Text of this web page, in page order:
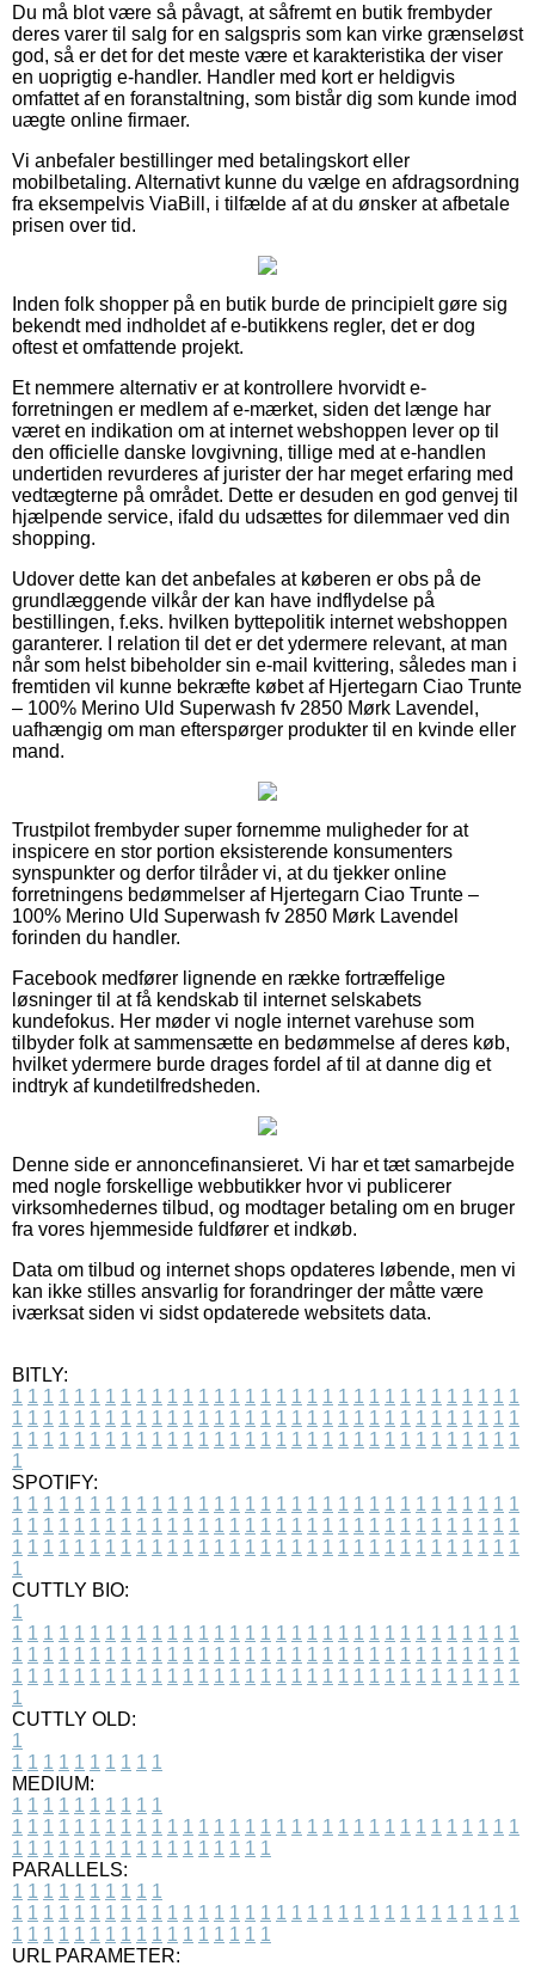
Du må blot være så påvagt, at såfremt en butik frembyder
deres varer til salg for en salgspris som kan virke grænseløst
god, så er det for det meste være et karakteristika der viser
en uoprigtig e-handler. Handler med kort er heldigvis
omfattet af en foranstaltning, som bistår dig som kunde imod
uægte online firmaer.
Vi anbefaler bestillinger med betalingskort eller
mobilbetaling. Alternativt kunne du vælge en afdragsordning
fra eksempelvis ViaBill, i tilfælde af at du ønsker at afbetale
prisen over tid.
Inden folk shopper på en butik burde de principielt gøre sig
bekendt med indholdet af e-butikkens regler, det er dog
oftest et omfattende projekt.
Et nemmere alternativ er at kontrollere hvorvidt e-
forretningen er medlem af e-mærket, siden det længe har
været en indikation om at internet webshoppen lever op til
den officielle danske lovgivning, tillige med at e-handlen
undertiden revurderes af jurister der har meget erfaring med
vedtægterne på området. Dette er desuden en god genvej til
hjælpende service, ifald du udsættes for dilemmaer ved din
shopping.
Udover dette kan det anbefales at køberen er obs på de
grundlæggende vilkår der kan have indflydelse på
bestillingen, f.eks. hvilken byttepolitik internet webshoppen
garanterer. I relation til det er det ydermere relevant, at man
når som helst bibeholder sin e-mail kvittering, således man i
fremtiden vil kunne bekræfte købet af Hjertegarn Ciao Trunte
– 100% Merino Uld Superwash fv 2850 Mørk Lavendel,
uafhængig om man efterspørger produkter til en kvinde eller
mand.
Trustpilot frembyder super fornemme muligheder for at
inspicere en stor portion eksisterende konsumenters
synspunkter og derfor tilråder vi, at du tjekker online
forretningens bedømmelser af Hjertegarn Ciao Trunte –
100% Merino Uld Superwash fv 2850 Mørk Lavendel
forinden du handler.
Facebook medfører lignende en række fortræffelige
løsninger til at få kendskab til internet selskabets
kundefokus. Her møder vi nogle internet varehuse som
tilbyder folk at sammensætte en bedømmelse af deres køb,
hvilket ydermere burde drages fordel af til at danne dig et
indtryk af kundetilfredsheden.
Denne side er annoncefinansieret. Vi har et tæt samarbejde
med nogle forskellige webbutikker hvor vi publicerer
virksomhedernes tilbud, og modtager betaling om en bruger
fra vores hjemmeside fuldfører et indkøb.
Data om tilbud og internet shops opdateres løbende, men vi
kan ikke stilles ansvarlig for forandringer der måtte være
iværksat siden vi sidst opdaterede websitets data.
BITLY:
1 1 1 1 1 1 1 1 1 1 1 1 1 1 1 1 1 1 1 1 1 1 1 1 1 1 1 1 1 1 1 1 1
1 1 1 1 1 1 1 1 1 1 1 1 1 1 1 1 1 1 1 1 1 1 1 1 1 1 1 1 1 1 1 1 1
1 1 1 1 1 1 1 1 1 1 1 1 1 1 1 1 1 1 1 1 1 1 1 1 1 1 1 1 1 1 1 1 1
1
SPOTIFY:
1 1 1 1 1 1 1 1 1 1 1 1 1 1 1 1 1 1 1 1 1 1 1 1 1 1 1 1 1 1 1 1 1
1 1 1 1 1 1 1 1 1 1 1 1 1 1 1 1 1 1 1 1 1 1 1 1 1 1 1 1 1 1 1 1 1
1 1 1 1 1 1 1 1 1 1 1 1 1 1 1 1 1 1 1 1 1 1 1 1 1 1 1 1 1 1 1 1 1
1
CUTTLY BIO:
1
1 1 1 1 1 1 1 1 1 1 1 1 1 1 1 1 1 1 1 1 1 1 1 1 1 1 1 1 1 1 1 1 1
1 1 1 1 1 1 1 1 1 1 1 1 1 1 1 1 1 1 1 1 1 1 1 1 1 1 1 1 1 1 1 1 1
1 1 1 1 1 1 1 1 1 1 1 1 1 1 1 1 1 1 1 1 1 1 1 1 1 1 1 1 1 1 1 1 1
1
CUTTLY OLD:
1
1 1 1 1 1 1 1 1 1 1
MEDIUM:
1 1 1 1 1 1 1 1 1 1
1 1 1 1 1 1 1 1 1 1 1 1 1 1 1 1 1 1 1 1 1 1 1 1 1 1 1 1 1 1 1 1 1
1 1 1 1 1 1 1 1 1 1 1 1 1 1 1 1 1
PARALLELS:
1 1 1 1 1 1 1 1 1 1
1 1 1 1 1 1 1 1 1 1 1 1 1 1 1 1 1 1 1 1 1 1 1 1 1 1 1 1 1 1 1 1 1
1 1 1 1 1 1 1 1 1 1 1 1 1 1 1 1 1
URL PARAMETER: